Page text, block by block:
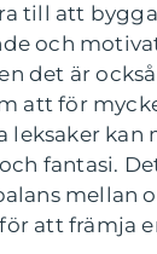
till att
och
det är
att för
leksaker kan
fantasi.
mellan
att främja